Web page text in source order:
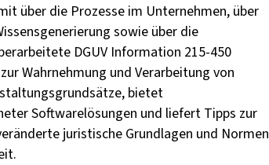
über die Prozesse im Unternehmen, über
sowie über die
DGUV Information 215-450
Wahrnehmung und Verarbeitung von
bietet
Softwarelösungen und liefert Tipps zur
juristische Grundlagen und Normen